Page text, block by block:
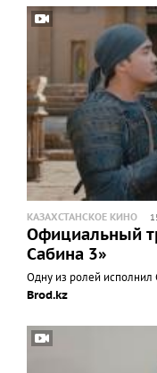
КАЗАХСТАНСКОЕ КИНО
Официальный
Сабина 3»
Одну из ролей
Brod.kz